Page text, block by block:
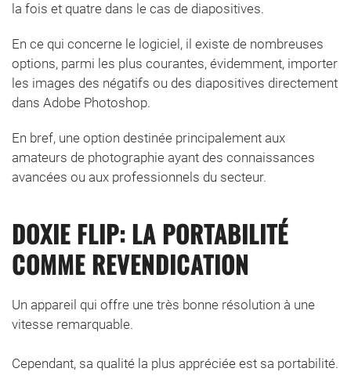
la fois et quatre dans le cas de diapositives.
En ce qui concerne le logiciel, il existe de nombreuses
options, parmi les plus courantes, évidemment, importer
les images des négatifs ou des diapositives directement
dans Adobe Photoshop.
En bref, une option destinée principalement aux
amateurs de photographie ayant des connaissances
avancées ou aux professionnels du secteur.
DOXIE FLIP: LA PORTABILITÉ
COMME REVENDICATION
Un appareil qui offre une très bonne résolution à une
vitesse remarquable.
Cependant, sa qualité la plus appréciée est sa portabilité.